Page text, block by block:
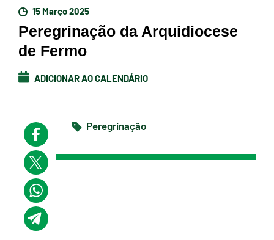
15 Março 2025
Peregrinação da Arquidiocese
de Fermo
ADICIONAR AO CALENDÁRIO
Peregrinação